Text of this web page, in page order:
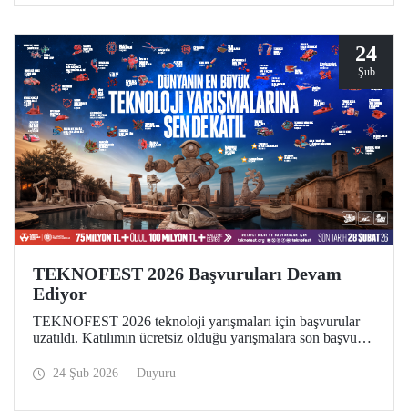
24
Şub
TEKNOFEST 2026 Başvuruları Devam
Ediyor
TEKNOFEST 2026 teknoloji yarışmaları için başvurular
uzatıldı. Katılımın ücretsiz olduğu yarışmalara son başvuru
teknoloji festivali TEKNOFEST kapsamında düzenlenen
24 Şub 2026 Duyuru